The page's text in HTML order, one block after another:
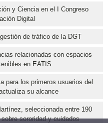
y Ciencia en el I Congreso
Digital
de tráfico de la DGT
relacionadas con espacios
en EATIS
para los primeros usuarios del
su alcance
seleccionada entre 190
sororidad y cuidados